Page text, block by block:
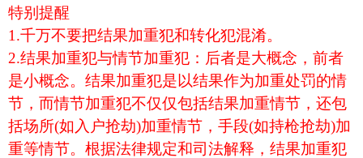
特别提醒
1.千万不要把结果加重犯和转化犯混淆。
2.结果加重犯与情节加重犯：后者是大概念，前者
是小概念。结果加重犯是以结果作为加重处罚的情
节，而情节加重犯不仅仅包括结果加重情节，还包
括场所(如入户抢劫)加重情节，手段(如持枪抢劫)加
重等情节。根据法律规定和司法解释，结果加重犯